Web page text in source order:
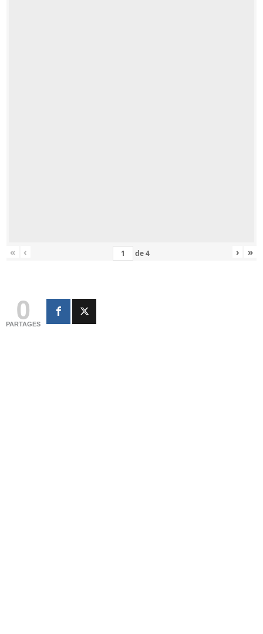
« ‹ de4 › »
0
PARTAGES